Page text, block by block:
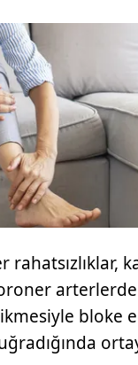
rahatsızlıklar,
arterlerde
bloke